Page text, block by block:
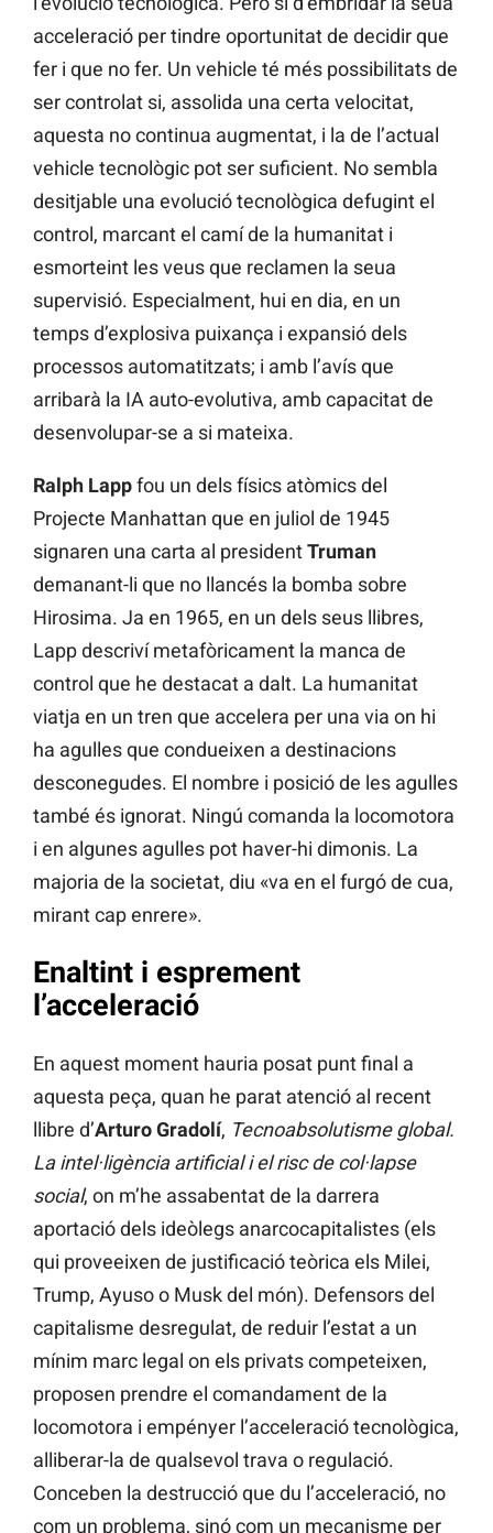
acceleració per tindre oportunitat de decidir que
fer i que no fer. Un vehicle té més possibilitats de
ser controlat si, assolida una certa velocitat,
aquesta no continua augmentat, i la de l’actual
vehicle tecnològic pot ser suficient. No sembla
desitjable una evolució tecnològica defugint el
control, marcant el camí de la humanitat i
esmorteint les veus que reclamen la seua
supervisió. Especialment, hui en dia, en un
temps d’explosiva puixança i expansió dels
processos automatitzats; i amb l’avís que
arribarà la IA auto-evolutiva, amb capacitat de
desenvolupar-se a si mateixa.
Ralph Lappfou un dels físics atòmics del
Projecte Manhattan que en juliol de 1945
signaren una carta al presidentTruman
demanant-li que no llancés la bomba sobre
Hirosima. Ja en 1965, en un dels seus llibres,
Lapp descriví metafòricament la manca de
control que he destacat a dalt. La humanitat
viatja en un tren que accelera per una via on hi
ha agulles que condueixen a destinacions
desconegudes. El nombre i posició de les agulles
també és ignorat. Ningú comanda la locomotora
i en algunes agulles pot haver-hi dimonis. La
majoria de la societat, diu «va en el furgó de cua,
mirant cap enrere».
Enaltint i esprement
l’acceleració
En aquest moment hauria posat punt final a
aquesta peça, quan he parat atenció al recent
llibre d’Arturo Gradolí, Tecnoabsolutisme global.
La intel·ligència artificial i el risc de col·lapse
social, on m’he assabentat de la darrera
aportació dels ideòlegs anarcocapitalistes (els
qui proveeixen de justificació teòrica els Milei,
Trump, Ayuso o Musk del món). Defensors del
capitalisme desregulat, de reduir l’estat a un
mínim marc legal on els privats competeixen,
proposen prendre el comandament de la
locomotora i empényer l’acceleració tecnològica,
alliberar-la de qualsevol trava o regulació.
Conceben la destrucció que du l’acceleració, no
com un problema, sinó com un mecanisme per